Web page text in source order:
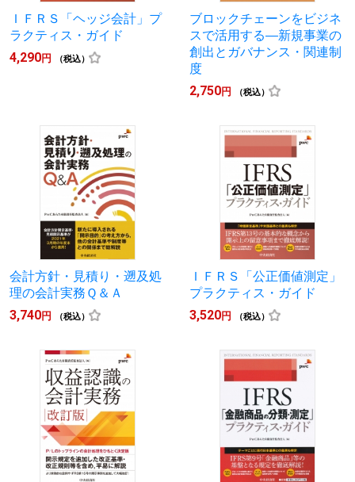
ＩＦＲＳ「ヘッジ会計」プ
ラクティス・ガイド
4,290円 （税込）
ブロックチェーンをビジネ
スで活用する―新規事業の
創出とガバナンス・関連制
度
2,750円 （税込）
会計方針・見積り・遡及処
理の会計実務Ｑ＆Ａ
3,740円 （税込）
ＩＦＲＳ「公正価値測定」
プラクティス・ガイド
3,520円 （税込）